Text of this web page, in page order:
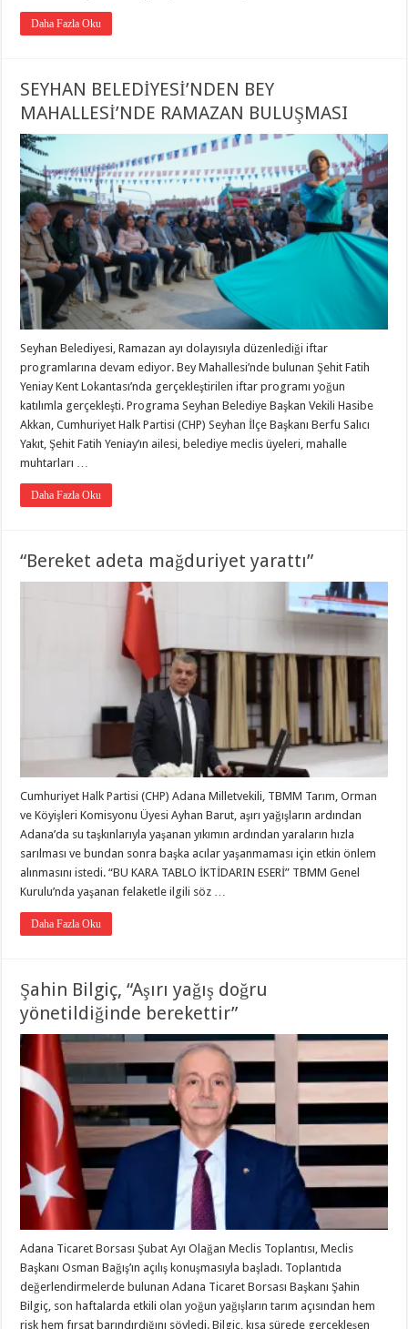
Daha Fazla Oku
SEYHAN BELEDİYESİ’NDEN BEY
MAHALLESİ’NDE RAMAZAN BULUŞMASI
Seyhan Belediyesi, Ramazan ayı dolayısıyla düzenlediği iftar
programlarına devam ediyor. Bey Mahallesi’nde bulunan Şehit Fatih
Yeniay Kent Lokantası’nda gerçekleştirilen iftar programı yoğun
katılımla gerçekleşti. Programa Seyhan Belediye Başkan Vekili Hasibe
Akkan, Cumhuriyet Halk Partisi (CHP) Seyhan İlçe Başkanı Berfu Salıcı
Yakıt, Şehit Fatih Yeniay’ın ailesi, belediye meclis üyeleri, mahalle
muhtarları …
Daha Fazla Oku
“Bereket adeta mağduriyet yarattı”
Cumhuriyet Halk Partisi (CHP) Adana Milletvekili, TBMM Tarım, Orman
ve Köyişleri Komisyonu Üyesi Ayhan Barut, aşırı yağışların ardından
Adana’da su taşkınlarıyla yaşanan yıkımın ardından yaraların hızla
sarılması ve bundan sonra başka acılar yaşanmaması için etkin önlem
alınmasını istedi. “BU KARA TABLO İKTİDARIN ESERİ” TBMM Genel
Kurulu’nda yaşanan felaketle ilgili söz …
Daha Fazla Oku
Şahin Bilgiç, “Aşırı yağış doğru
yönetildiğinde berekettir”
Adana Ticaret Borsası Şubat Ayı Olağan Meclis Toplantısı, Meclis
Başkanı Osman Bağış’ın açılış konuşmasıyla başladı. Toplantıda
değerlendirmelerde bulunan Adana Ticaret Borsası Başkanı Şahin
Bilgiç, son haftalarda etkili olan yoğun yağışların tarım açısından hem
risk hem fırsat barındırdığını söyledi. Bilgiç, kısa sürede gerçekleşen